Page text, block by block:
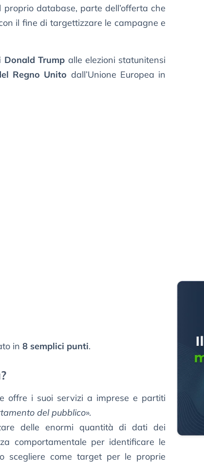
database, parte dell’offerta che
il fine di targettizzare le campagne e
Trump alle elezioni statunitensi
Regno Unito dall’Unione Europea in
in 8 semplici punti.
offre i suoi servizi a imprese e partiti
del pubblico».
delle enormi quantità di dati dei
comportamentale per identificare le
scegliere come target per le proprie